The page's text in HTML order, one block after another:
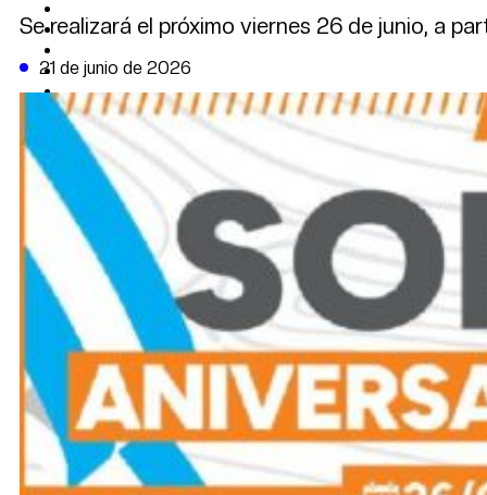
POLÍTICA
DATA FIRME
DE LA TRIBUNA TV
Se realizará el próximo viernes 26 de junio, a
21 de junio de 2026